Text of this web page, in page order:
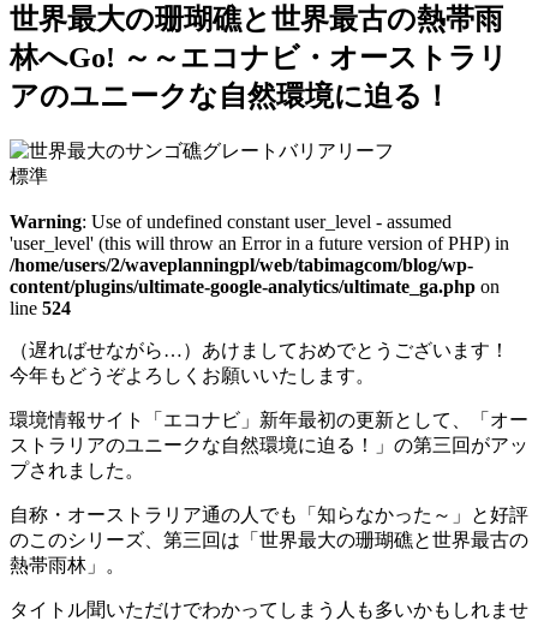
世界最大の珊瑚礁と世界最古の熱帯雨
林へGo! ～～エコナビ・オーストラリ
アのユニークな自然環境に迫る！
標準
Warning: Use of undefined constant user_level - assumed
'user_level' (this will throw an Error in a future version of PHP) in
/home/users/2/waveplanningpl/web/tabimagcom/blog/wp-
content/plugins/ultimate-google-analytics/ultimate_ga.php on
line 524
（遅ればせながら…）あけましておめでとうございます！
今年もどうぞよろしくお願いいたします。
環境情報サイト「エコナビ」新年最初の更新として、「オー
ストラリアのユニークな自然環境に迫る！」の第三回がアッ
プされました。
自称・オーストラリア通の人でも「知らなかった～」と好評
のこのシリーズ、第三回は「世界最大の珊瑚礁と世界最古の
熱帯雨林」。
タイトル聞いただけでわかってしまう人も多いかもしれませ